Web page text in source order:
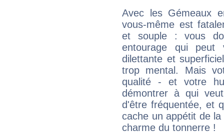
Avec les Gémeaux
vous-même est
et souple : vous
entourage qui
dilettante et
trop mental. Mais
qualité - et votre
démontrer à qui
d'être fréquentée, et
cache un appétit de
charme du tonnerre !